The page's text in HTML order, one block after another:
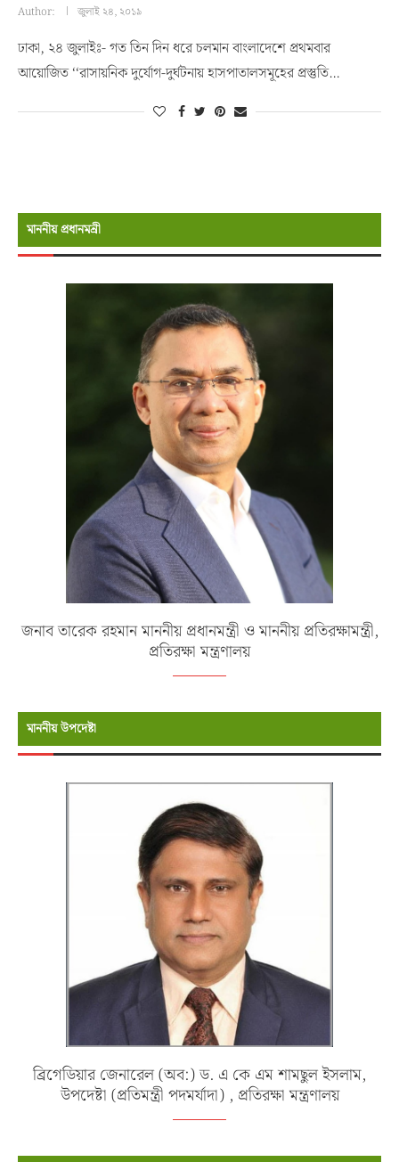
Author: জুলাই ২৪, ২০১৯
ঢাকা, ২৪ জুলাইঃ- গত তিন দিন ধরে চলমান বাংলাদেশে প্রথমবার
আয়োজিত ‘‘রাসায়নিক দুর্যোগ-দুর্ঘটনায় হাসপাতালসমূহের প্রস্তুতি…
মাননীয় প্রধানমন্রী
জনাব তারেক রহমান মাননীয় প্রধানমন্ত্রী ও মাননীয় প্রতিরক্ষামন্ত্রী,
প্রতিরক্ষা মন্ত্রণালয়
মাননীয় উপদেষ্টা
ব্রিগেডিয়ার জেনারেল (অব:) ড. এ কে এম শামছুল ইসলাম,
উপদেষ্টা (প্রতিমন্ত্রী পদমর্যাদা) , প্রতিরক্ষা মন্ত্রণালয়